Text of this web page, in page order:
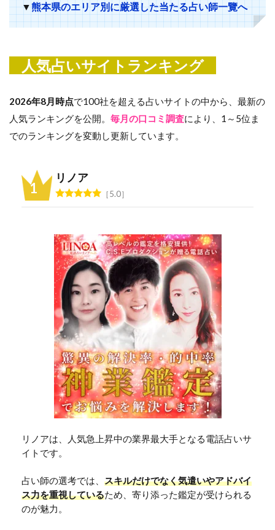
▼熊本県のエリア別に厳選した当たる占い師一覽へ
人気占いサイトランキング
2026年8月時点で100社を超える占いサイトの中から、最新の
人気ランキングを公開。 毎月の口コミ調査により、1～5位ま
でのランキングを変動し更新しています。
リノア
5.0
リノアは、人気急上昇中の業界最大手となる電話占いサ
イトです。
占い師の選考では、 スキルだけでなく気遣いやアドバイ
ス力を重視しているため、寄り添った鑑定が受けられる
のが魅力。